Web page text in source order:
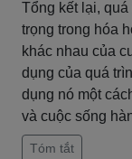
Tổng kết lại,
trọng trong hóa
khác nhau của
dụng của quá
dụng nó một
và cuộc sống
Tóm tắt